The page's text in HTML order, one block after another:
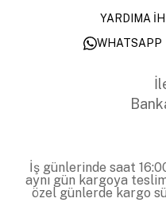
YARDIMA
WHATSAPP
İş günlerinde saat
aynı gün kargoya
özel günlerde kargo